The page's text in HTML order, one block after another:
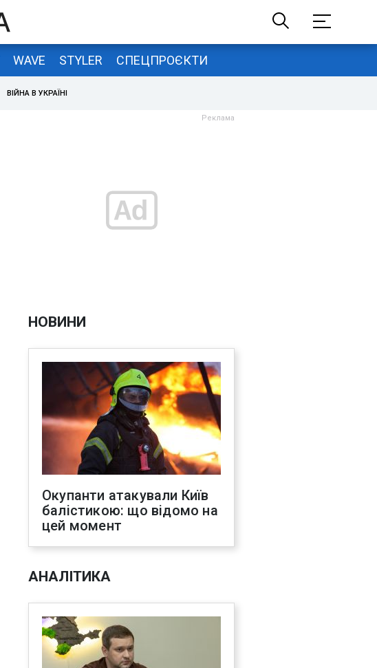
WAVE STYLER СПЕЦПРОЄКТИ
ВІЙНА В УКРАЇНІ
НОВИНИ
Окупанти атакували Київ
балістикою: що відомо на
цей момент
АНАЛІТИКА